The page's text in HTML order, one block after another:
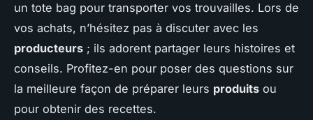
un tote bag pour transporter vos trouvailles. Lors de
vos achats, n’hésitez pas à discuter avec les
producteurs ; ils adorent partager leurs histoires et
conseils. Profitez-en pour poser des questions sur
la meilleure façon de préparer leurs produits ou
pour obtenir des recettes.